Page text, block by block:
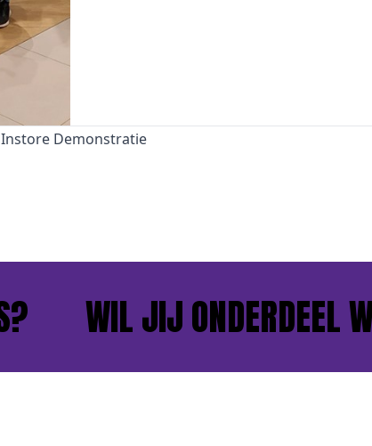
Instore Demonstratie
WIL JIJ ONDERDEEL